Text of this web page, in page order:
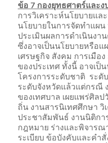
ข้อ 7 กองยุทธศาตร์และ
การวิเคราะห์นโยบายแล
นโยบายในการจัดทำแผน
ประเมินผลการดำเนินงา
ซึ่งอาจเป็นนโยบายหรือแ
เศรษฐกิจ สังคม การเมือ
ของประเทศ ทั้งนี้ อาจเป็
โครงการระดับชาติ ระดั
ระดับจังหวัดแล้วแต่กรณี
ของเทศบาล เผยแพร่ศิล
ถิ่น งานสารนิเทศศึกษา วิ
ประชาสัมพันธ์ งานนิติก
กฎหมาย ร่างและพิจาร
ระเบียบ ข้อบังคับและคำ